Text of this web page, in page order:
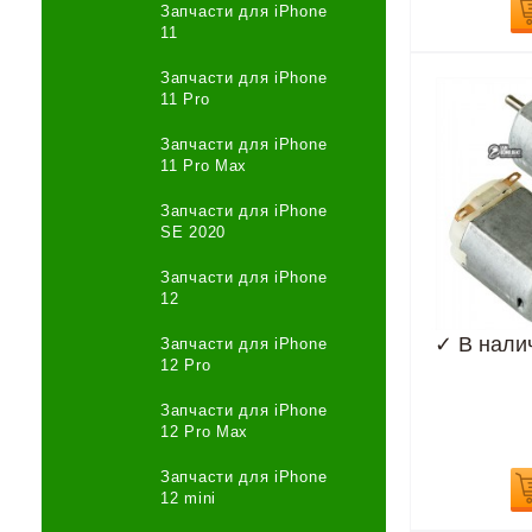
Запчасти для iPhone
11
Запчасти для iPhone
11 Pro
Запчасти для iPhone
11 Pro Max
Запчасти для iPhone
SE 2020
Запчасти для iPhone
12
Запчасти для iPhone
12 Pro
Запчасти для iPhone
12 Pro Max
Запчасти для iPhone
12 mini
✓ В